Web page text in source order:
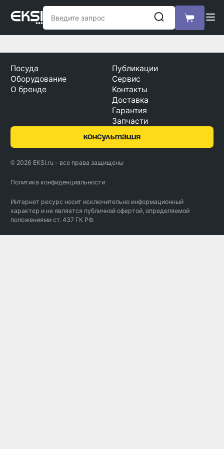
Посуда
Оборудование
О бренде
Публикации
Сервис
Контакты
Доставка
Гарантия
Запчасти
консультация
© 2026 EKSI.ru - все права защищены
Политика конфиденциальности
Интернет ресурс носит исключительно информационный
характер и не является публичной офертой, определяемой
положениями ст. 437 ГК РФ.